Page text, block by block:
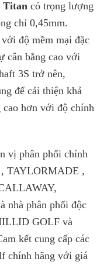
Titan có trọng lượng
chỉ 0,45mm.
độ mềm mại đặc
cân bằng cao với
3S trở nên,
để cải thiện khả
hơn với độ chính
vị phân phối chính
TAYLORMADE ,
nhà phân phối độc
GOLF và
kết cung cấp các
chính hãng với giá